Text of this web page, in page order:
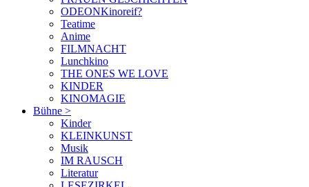
ODEONKinoreif?
Teatime
Anime
FILMNACHT
Lunchkino
THE ONES WE LOVE
KINDER
KINOMAGIE
Bühne >
Kinder
KLEINKUNST
Musik
IM RAUSCH
Literatur